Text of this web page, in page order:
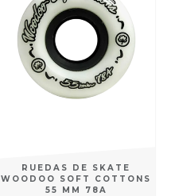
RUEDAS DE SKATE
WOODOO SOFT COTTONS
55 MM 78A